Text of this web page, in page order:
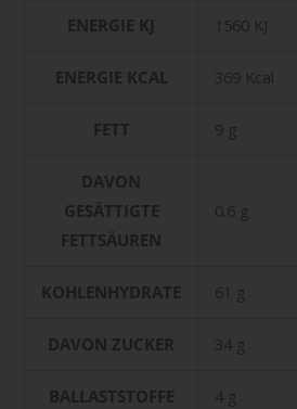
ENERGIE KJ 1560 KJ
ENERGIE KCAL 369 Kcal
FETT 9 g
DAVON
GESÄTTIGTE
FETTSÄUREN
0.6 g
KOHLENHYDRATE 61 g
DAVON ZUCKER 34 g
BALLASTSTOFFE 4 g